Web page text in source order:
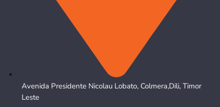
Avenida Presidente Nicolau Lobato, Colmera,Dili, Timor
Leste